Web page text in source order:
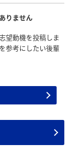
りません
望動機を投稿しま
参考にしたい後輩